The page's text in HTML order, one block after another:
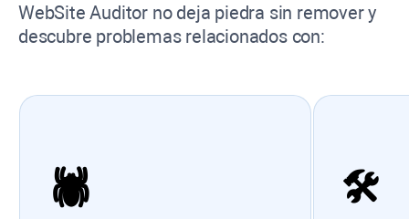
WebSite Auditor no deja piedra sin remover y
descubre problemas relacionados con:
🕷 🛠